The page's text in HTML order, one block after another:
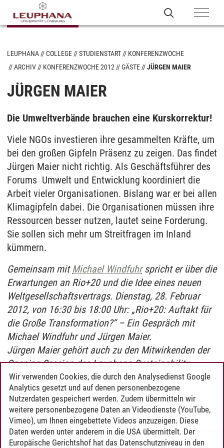
LEUPHANA COLLEGE STUDIENSTART
KONFERENZWOCHE
ARCHIV
KONFERENZWOCHE 2012 GÄSTE JÜRGEN MAIER
JÜRGEN MAIER
Die Umweltverbände brauchen eine Kurskorrektur!
Viele NGOs investieren ihre gesammelten Kräfte, um
bei den großen Gipfeln Präsenz zu zeigen. Das findet
Jürgen Maier nicht richtig. Als Geschäftsführer des
Forums Umwelt und Entwicklung koordiniert die
Arbeit vieler Organisationen. Bislang war er bei allen
Klimagipfeln dabei. Die Organisationen müssen ihre
Ressourcen besser nutzen, lautet seine Forderung.
Sie sollen sich mehr um Streitfragen im Inland
kümmern.
Gemeinsam mitMichael Windfuhrspricht er über die
Erwartungen an Rio+20 und die Idee eines neuen
Weltgesellschaftsvertrags. Dienstag, 28. Februar
2012, von 16:30 bis 18:00 Uhr: „Rio+20: Auftakt für
die Große Transformation?“ – Ein Gespräch mit
Michael Windfuhr und Jürgen Maier.
Jürgen Maier gehört auch zu den Mitwirkenden der
Opening Session des Leuphana Sustainability
Summit – am Mittwoch, 29. Februar, von 11:30 bis
13 Uhr.
Wir verwenden Cookies, die durch den Analysedienst Google
Analytics gesetzt und auf denen personenbezogene
Nutzerdaten gespeichert werden. Zudem übermitteln wir
weitere personenbezogene Daten an Videodienste (YouTube,
Vimeo), um Ihnen eingebettete Videos anzuzeigen. Diese
Daten werden unter anderem in die USA übermittelt. Der
Europäische Gerichtshof hat das Datenschutzniveau in den